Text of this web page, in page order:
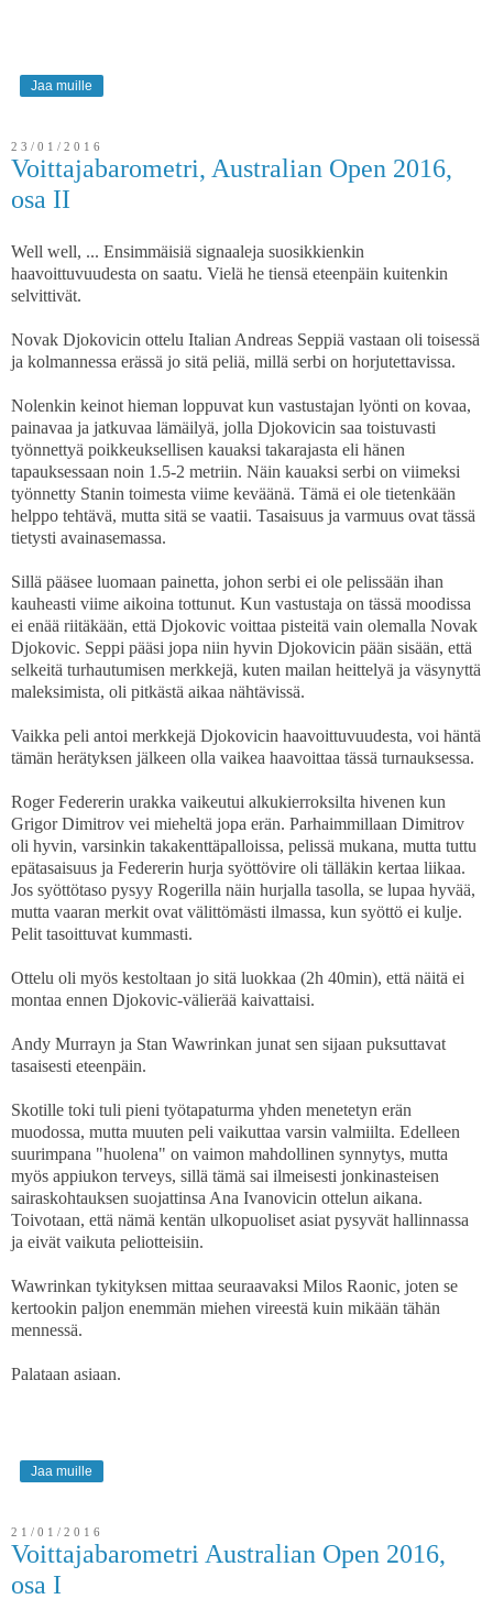
Jaa muille
23/01/2016
Voittajabarometri, Australian Open 2016,
osa II
Well well, ... Ensimmäisiä signaaleja suosikkienkin
haavoittuvuudesta on saatu. Vielä he tiensä eteenpäin kuitenkin
selvittivät.
Novak Djokovicin ottelu Italian Andreas Seppiä vastaan oli toisessä
ja kolmannessa erässä jo sitä peliä, millä serbi on horjutettavissa.
Nolenkin keinot hieman loppuvat kun vastustajan lyönti on kovaa,
painavaa ja jatkuvaa lämäilyä, jolla Djokovicin saa toistuvasti
työnnettyä poikkeuksellisen kauaksi takarajasta eli hänen
tapauksessaan noin 1.5-2 metriin. Näin kauaksi serbi on viimeksi
työnnetty Stanin toimesta viime keväänä. Tämä ei ole tietenkään
helppo tehtävä, mutta sitä se vaatii. Tasaisuus ja varmuus ovat tässä
tietysti avainasemassa.
Sillä pääsee luomaan painetta, johon serbi ei ole pelissään ihan
kauheasti viime aikoina tottunut. Kun vastustaja on tässä moodissa
ei enää riitäkään, että Djokovic voittaa pisteitä vain olemalla Novak
Djokovic. Seppi pääsi jopa niin hyvin Djokovicin pään sisään, että
selkeitä turhautumisen merkkejä, kuten mailan heittelyä ja väsynyttä
maleksimista, oli pitkästä aikaa nähtävissä.
Vaikka peli antoi merkkejä Djokovicin haavoittuvuudesta, voi häntä
tämän herätyksen jälkeen olla vaikea haavoittaa tässä turnauksessa.
Roger Federerin urakka vaikeutui alkukierroksilta hivenen kun
Grigor Dimitrov vei mieheltä jopa erän. Parhaimmillaan Dimitrov
oli hyvin, varsinkin takakenttäpalloissa, pelissä mukana, mutta tuttu
epätasaisuus ja Federerin hurja syöttövire oli tälläkin kertaa liikaa.
Jos syöttötaso pysyy Rogerilla näin hurjalla tasolla, se lupaa hyvää,
mutta vaaran merkit ovat välittömästi ilmassa, kun syöttö ei kulje.
Pelit tasoittuvat kummasti.
Ottelu oli myös kestoltaan jo sitä luokkaa (2h 40min), että näitä ei
montaa ennen Djokovic-välierää kaivattaisi.
Andy Murrayn ja Stan Wawrinkan junat sen sijaan puksuttavat
tasaisesti eteenpäin.
Skotille toki tuli pieni työtapaturma yhden menetetyn erän
muodossa, mutta muuten peli vaikuttaa varsin valmiilta. Edelleen
suurimpana "huolena" on vaimon mahdollinen synnytys, mutta
myös appiukon terveys, sillä tämä sai ilmeisesti jonkinasteisen
sairaskohtauksen suojattinsa Ana Ivanovicin ottelun aikana.
Toivotaan, että nämä kentän ulkopuoliset asiat pysyvät hallinnassa
ja eivät vaikuta peliotteisiin.
Wawrinkan tykityksen mittaa seuraavaksi Milos Raonic, joten se
kertookin paljon enemmän miehen vireestä kuin mikään tähän
mennessä.
Palataan asiaan.
Jaa muille
21/01/2016
Voittajabarometri Australian Open 2016,
osa I